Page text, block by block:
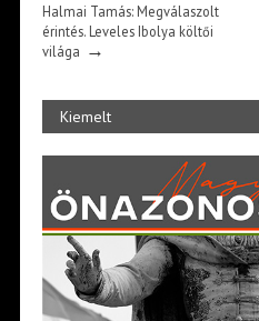
Halmai Tamás: Megválaszolt
érintés. Leveles Ibolya költői
világa →
Kiemelt